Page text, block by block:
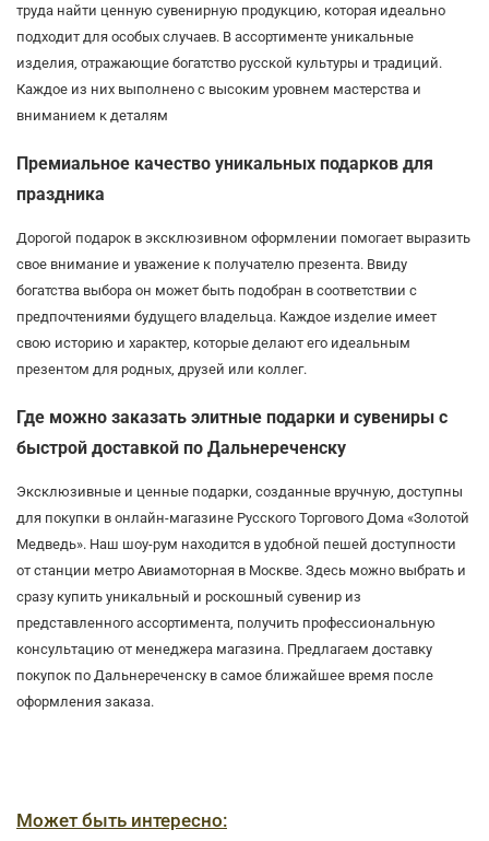
труда найти ценную сувенирную продукцию, которая идеально
подходит для особых случаев. В ассортименте уникальные
изделия, отражающие богатство русской культуры и традиций.
Каждое из них выполнено с высоким уровнем мастерства и
вниманием к деталям
Премиальное качество уникальных подарков для
праздника
Дорогой подарок в эксклюзивном оформлении помогает выразить
свое внимание и уважение к получателю презента. Ввиду
богатства выбора он может быть подобран в соответствии с
предпочтениями будущего владельца. Каждое изделие имеет
свою историю и характер, которые делают его идеальным
презентом для родных, друзей или коллег.
Где можно заказать элитные подарки и сувениры с
быстрой доставкой по Дальнереченску
Эксклюзивные и ценные подарки, созданные вручную, доступны
для покупки в онлайн-магазине Русского Торгового Дома «Золотой
Медведь». Наш шоу-рум находится в удобной пешей доступности
от станции метро Авиамоторная в Москве. Здесь можно выбрать и
сразу купить уникальный и роскошный сувенир из
представленного ассортимента, получить профессиональную
консультацию от менеджера магазина. Предлагаем доставку
покупок по Дальнереченску в самое ближайшее время после
оформления заказа.
Может быть интересно: